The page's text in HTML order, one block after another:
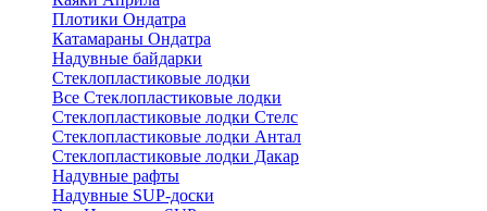
Плотики Ондатра
Катамараны Ондатра
Надувные байдарки
Стеклопластиковые лодки
Все Стеклопластиковые лодки
Стеклопластиковые лодки Стелс
Стеклопластиковые лодки Антал
Стеклопластиковые лодки Дакар
Надувные рафты
Надувные SUP-доски